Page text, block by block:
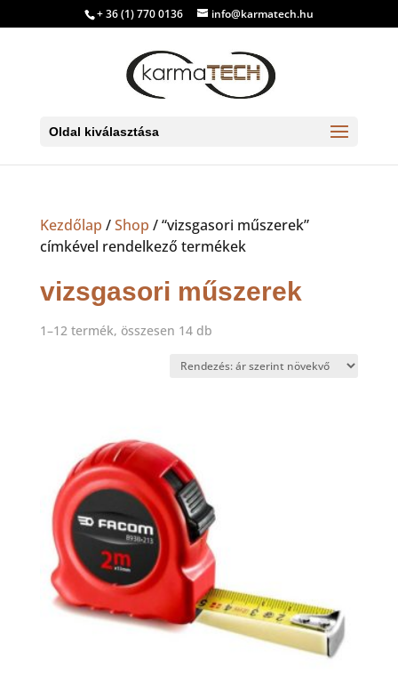
+ 36 (1) 770 0136 info@karmatech.hu
Oldal kiválasztása
Kezdőlap /Shop / “vizsgasori műszerek”
címkével rendelkező termékek
vizsgasori műszerek
1–12 termék, összesen 14 dbSorted
price: